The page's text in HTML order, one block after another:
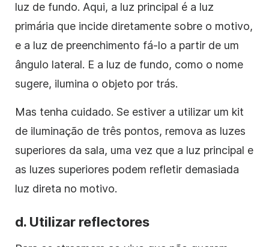
luz de fundo. Aqui, a luz principal é a luz
primária que incide diretamente sobre o motivo,
e a luz de preenchimento fá-lo a partir de um
ângulo lateral. E a luz de fundo, como o nome
sugere, ilumina o objeto por trás.
Mas tenha cuidado. Se estiver a utilizar um kit
de iluminação de três pontos, remova as luzes
superiores da sala, uma vez que a luz principal e
as luzes superiores podem refletir demasiada
luz direta no motivo.
d. Utilizar reflectores